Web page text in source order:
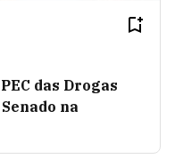
das Drogas
na